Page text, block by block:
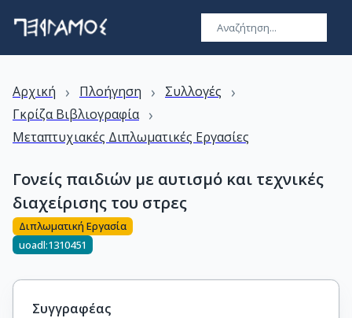
Αρχική › Πλοήγηση › Συλλογές ›
Γκρίζα Βιβλιογραφία ›
Μεταπτυχιακές Διπλωματικές Εργασίες
Γονείς παιδιών με αυτισμό και τεχνικές
διαχείρισης του στρες
Διπλωματική Εργασία
uoadl:1310451
Συγγραφέας